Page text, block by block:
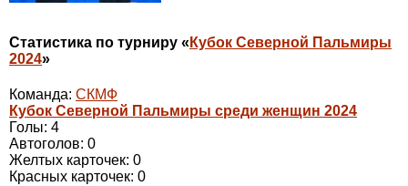
Статистика по турниру « Кубок Северной Пальмиры
2024»
Команда: СКМФ
Кубок Северной Пальмиры среди женщин 2024
Голы: 4
Автоголов: 0
Желтых карточек: 0
Красных карточек: 0